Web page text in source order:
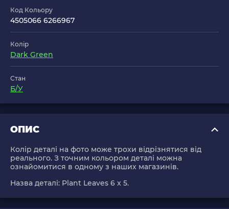
Код Кольору
4505066 6266967
Колір
Dark Green
Стан
Б/У
ОПИС
Колір деталі на фото може трохи відрізнятися від
реального. З точним кольором деталі можна
ознайомитися в одному з наших магазинів.
Назва деталі: Plant Leaves 6 x 5.